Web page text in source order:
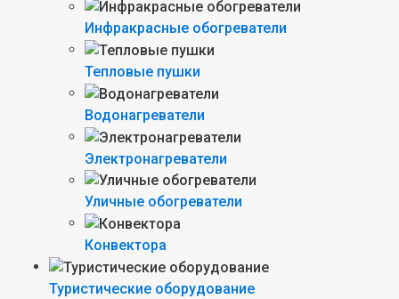
Инфракрасные обогреватели
Тепловые пушки
Водонагреватели
Электронагреватели
Уличные обогреватели
Конвектора
Туристические оборудование